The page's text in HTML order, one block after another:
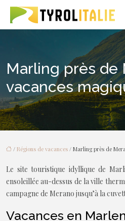
Marling près de
vacances
/ Régions de vacances / Marling près de
Le site touristique idyllique de
ensoleillée au-dessus de la ville
campagne de Merano jusqu’à la
Vacances en